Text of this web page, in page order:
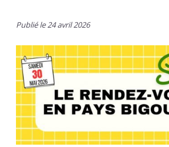
Publié le 24 avril 2026